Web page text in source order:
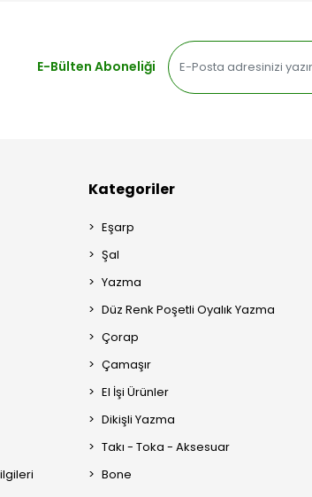
E-Bülten Aboneliği
Kategoriler
Eşarp
Şal
Yazma
Düz Renk Poşetli Oyalık Yazma
Çorap
Çamaşır
El İşi Ürünler
Dikişli Yazma
Takı - Toka - Aksesuar
Bone